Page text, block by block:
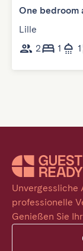
One bedroom
Lille
2
1 1
Unvergessliche
professionelle
Genießen Sie